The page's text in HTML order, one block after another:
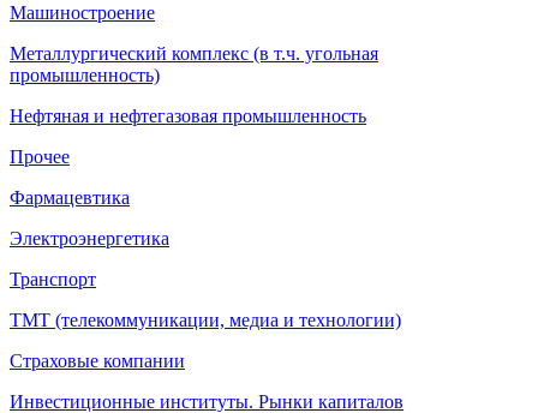
Машиностроение
Металлургический комплекс (в т.ч. угольная
промышленность)
Нефтяная и нефтегазовая промышленность
Прочее
Фармацевтика
Электроэнергетика
Транспорт
ТМТ (телекоммуникации, медиа и технологии)
Страховые компании
Инвестиционные институты. Рынки капиталов